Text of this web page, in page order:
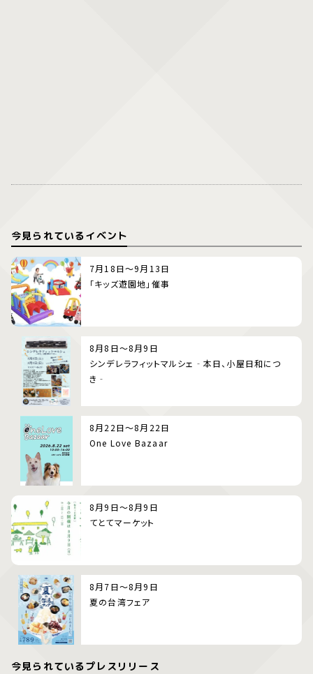
今見られているイベント
7月18日～9月13日
「キッズ遊園地」催事
8月8日～8月9日
シンデレラフィットマルシェ‐本日、小屋日和につ
き‐
8月22日～8月22日
One Love Bazaar
8月9日～8月9日
てとてマーケット
8月7日～8月9日
夏の台湾フェア
今見られているプレスリリース